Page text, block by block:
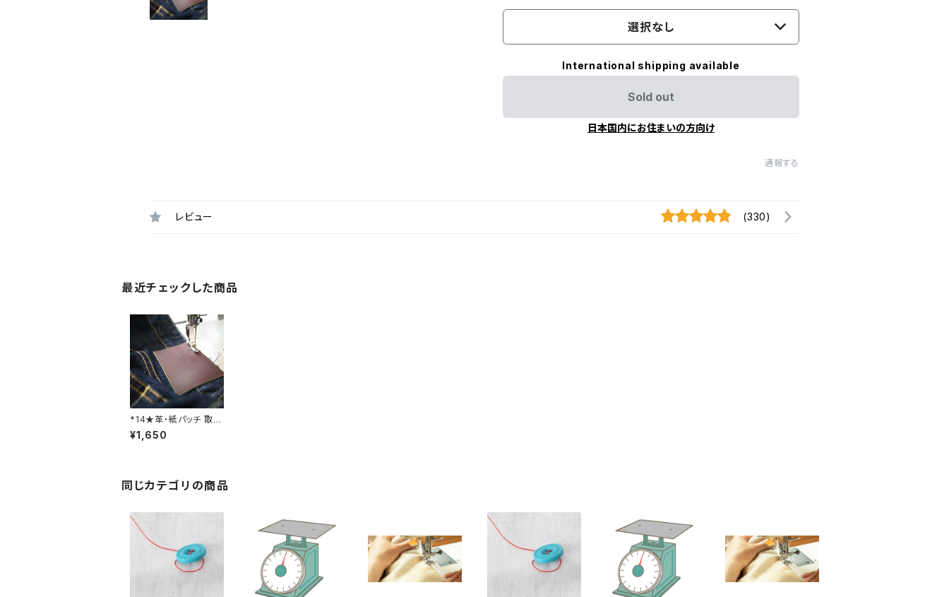
選択なし
International shipping available
Sold out
日本国内にお住まいの方向け
通報する
レビュー (330)
最近チェックした商品
*14★革・紙パッチ 取
付・取り外し料金
¥1,650
同じカテゴリの商品